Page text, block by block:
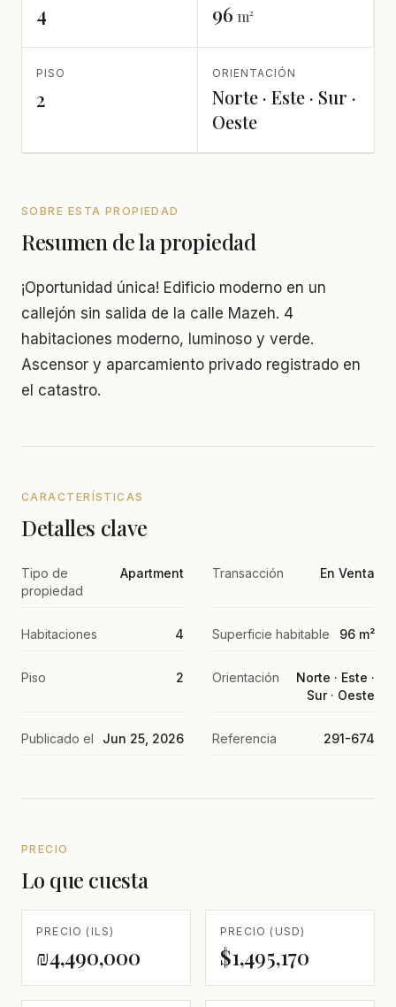
4 96 m²
PISO
2
ORIENTACIÓN
Norte · Este · Sur ·
Oeste
SOBRE ESTA PROPIEDAD
Resumen de la propiedad
¡Oportunidad única! Edificio moderno en un
callejón sin salida de la calle Mazeh. 4
habitaciones moderno, luminoso y verde.
Ascensor y aparcamiento privado registrado en
el catastro.
CARACTERÍSTICAS
Detalles clave
Tipo de
propiedad
Apartment Transacción En Venta
Habitaciones 4 Superficie habitable 96 m²
Piso 2 Orientación
Norte · Este ·
Sur · Oeste
Publicado el Jun 25, 2026 Referencia 291-674
PRECIO
Lo que cuesta
PRECIO (ILS)
₪4,490,000
PRECIO (USD)
$1,495,170